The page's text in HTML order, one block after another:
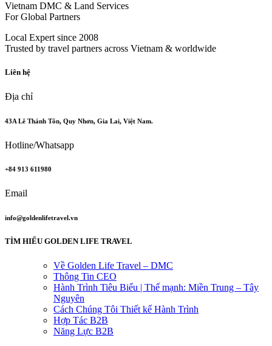
Vietnam DMC & Land Services
For Global Partners
Local Expert since 2008
Trusted by travel partners across Vietnam & worldwide
Liên hệ
Địa chỉ
43A Lê Thánh Tôn, Quy Nhơn, Gia Lai, Việt Nam.
Hotline/Whatsapp
+84 913 611980
Email
info@goldenlifetravel.vn
TÌM HIỂU GOLDEN LIFE TRAVEL
Về Golden Life Travel – DMC
Thông Tin CEO
Hành Trình Tiêu Biểu | Thế mạnh: Miền Trung – Tây
Nguyên
Cách Chúng Tôi Thiết kế Hành Trình
Hợp Tác B2B
Năng Lực B2B